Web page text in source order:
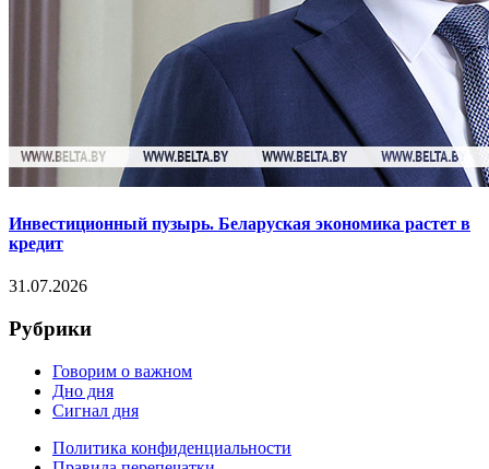
Инвестиционный пузырь. Беларуская экономика растет в
кредит
31.07.2026
Рубрики
Говорим о важном
Дно дня
Сигнал дня
Политика конфиденциальности